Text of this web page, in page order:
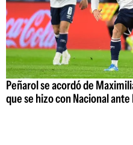
Peñarol se acordó de
que se hizo con Nacional